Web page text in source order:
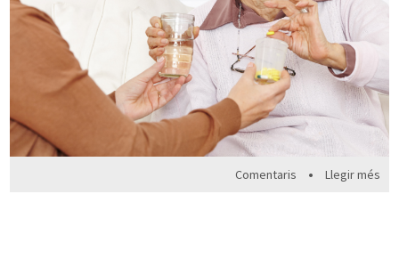
Comentaris • Llegir més